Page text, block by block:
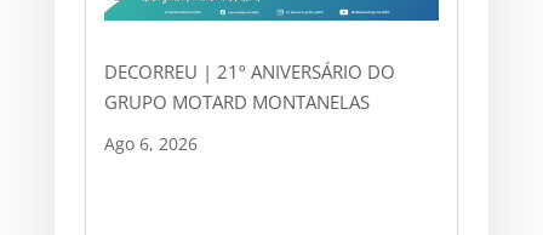
DECORREU | 21º ANIVERSÁRIO DO
GRUPO MOTARD MONTANELAS
Ago 6, 2026